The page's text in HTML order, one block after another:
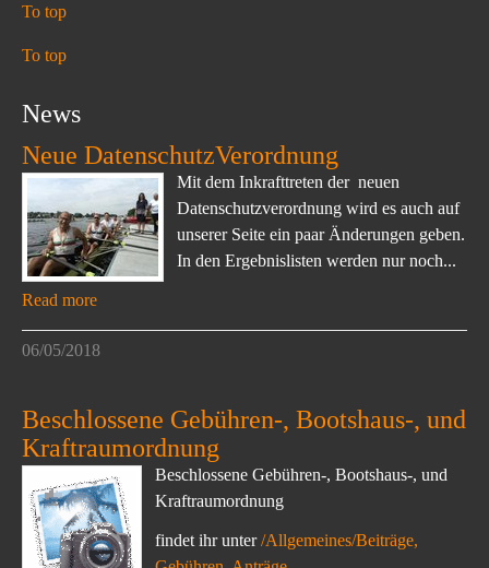
To top
To top
News
Neue DatenschutzVerordnung
Mit dem Inkrafttreten der neuen
Datenschutzverordnung wird es auch auf
unserer Seite ein paar Änderungen geben.
In den Ergebnislisten werden nur noch...
Read more
06/05/2018
Beschlossene Gebühren-, Bootshaus-, und
Kraftraumordnung
Beschlossene Gebühren-, Bootshaus-, und
Kraftraumordnung
findet ihr unter/Allgemeines/Beiträge,